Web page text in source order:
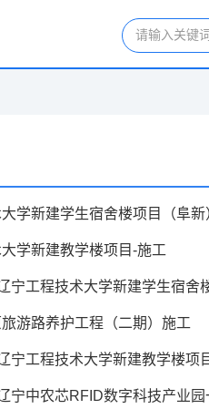
请输入关键
学新建学生宿舍楼项目（阜新
学新建教学楼项目-施工
宁工程技术大学新建学生宿舍楼项目（阜
游路养护工程（二期）施工
宁工程技术大学新建教学楼项
宁中农芯RFID数字科技产业园一期项目EPC